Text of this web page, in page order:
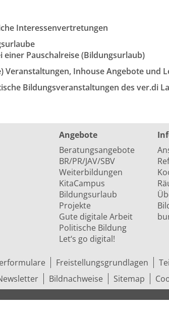
Interessenvertretungen
Pauschalreise (Bildungsurlaub)
Veranstaltungen, Inhouse Angebote und
Bildungsveranstaltungen des ver.di
Angebote
Beratungsangebote
BR/PR/JAV/SBV
Weiterbildungen
KitaCampus
Bildungsurlaub
Projekte
Gute digitale Arbeit
Politische Bildung
Let‘s go digital!
Freistellungsgrundlagen
Bildnachweise Sitemap